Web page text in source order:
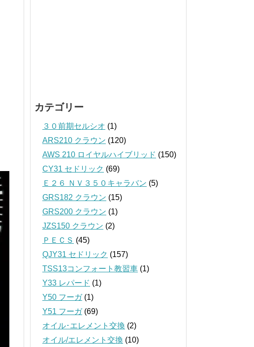
カテゴリー
３０前期セルシオ (1)
ARS210 クラウン (120)
AWS 210 ロイヤルハイブリッド (150)
CY31 セドリック (69)
Ｅ２６ ＮＶ３５０キャラバン (5)
GRS182 クラウン (15)
GRS200 クラウン (1)
JZS150 クラウン (2)
ＰＥＣＳ (45)
QJY31 セドリック (157)
TSS13コンフォート教習車 (1)
Y33 レパード (1)
Y50 フーガ(1)
Y51 フーガ(69)
オイル･エレメント交換 (2)
オイル/エレメント交換 (10)